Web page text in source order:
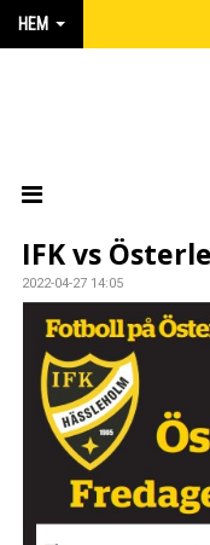
HEM
HEM
MATCHER
KALENDER
IFK:AREN
KLUBBSHOP INTERSPORT
IFK vs
2022-04-27 14:05